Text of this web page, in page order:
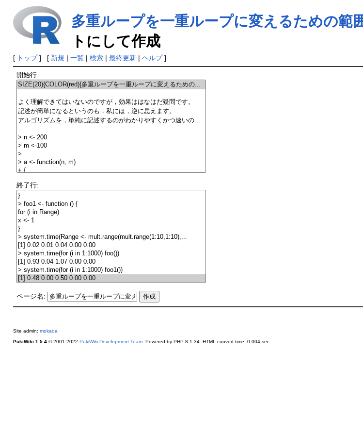
多重ループを一重ループに変えるための範
トにして作成
[ トップ] [ 新規 | 一覧| 検索| 最終更新| ヘルプ]
開始行:
終了行:
ページ名:
Site admin: mokada
PukiWiki 1.5.4© 2001-2022 PukiWiki Development Team. Powered by PHP 8.1.34. HTML convert time: 0.004 sec.